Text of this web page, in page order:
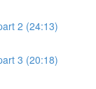
2 (24:13)
3 (20:18)